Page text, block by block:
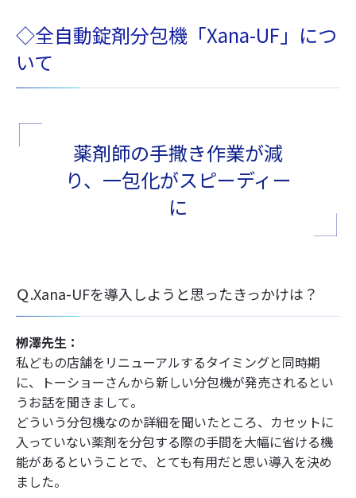
◇全自動錠剤分包機「Xana-UF」につ
いて
薬剤師の手撒き作業が減
り、一包化がスピーディー
に
Ｑ.Xana-UFを導入しようと思ったきっかけは？
栁澤先生：
私どもの店舗をリニューアルするタイミングと同時期
に、トーショーさんから新しい分包機が発売されるとい
うお話を聞きまして。
どういう分包機なのか詳細を聞いたところ、カセットに
入っていない薬剤を分包する際の手間を大幅に省ける機
能があるということで、とても有用だと思い導入を決め
ました。